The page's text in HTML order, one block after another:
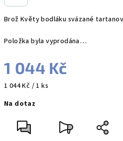
Brož Květy bodláku svázané
Položka byla vyprodána…
1 044 Kč
Měrná
1 044 Kč / 1 ks
Na dotaz